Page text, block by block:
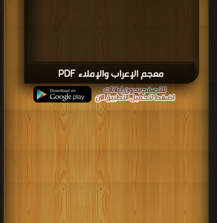
معجم الإعراب والإملاء PDF